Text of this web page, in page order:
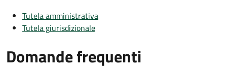
Tutela amministrativa
Tutela giurisdizionale
Domande frequenti